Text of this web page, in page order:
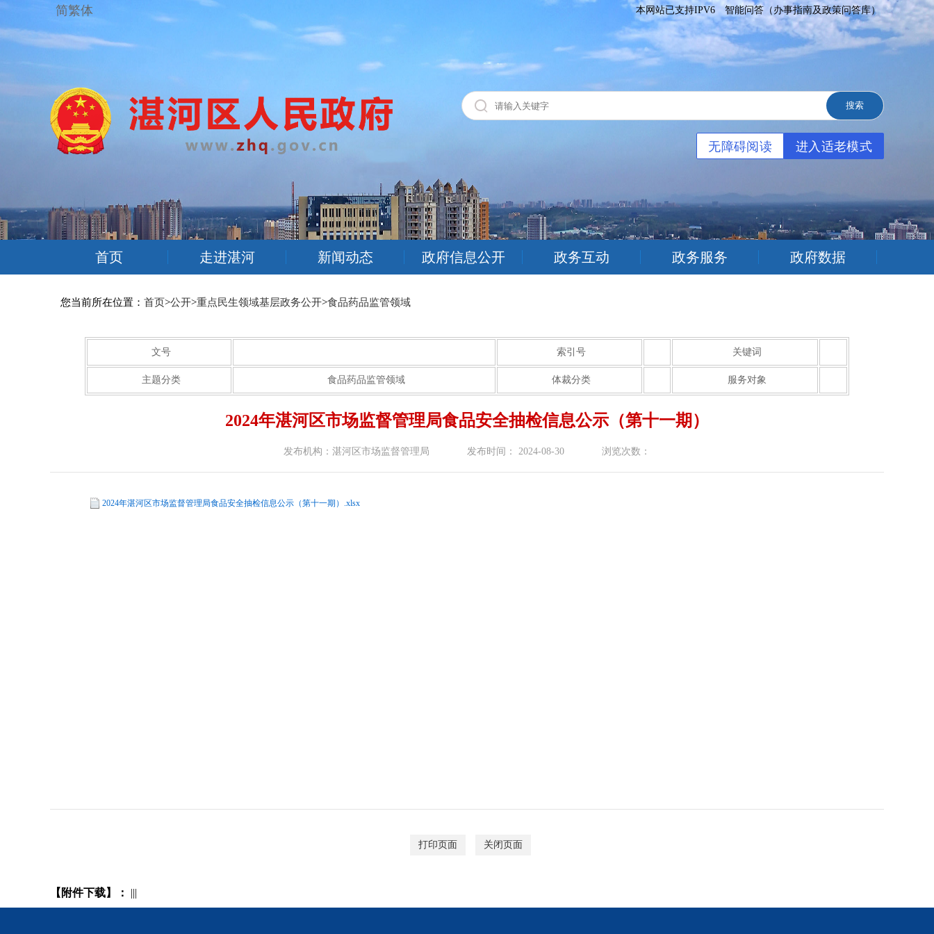
简繁体 本网站已支持IPV6 智能问答（办事指南及政策问答库）
进入适老模式
无障碍阅读
首页 走进湛河 新闻动态 政府信息公开 政务互动 政务服务 政府数据
您当前所在位置： 首页>公开>重点民生领域基层政务公开>食品药品监管领域
文号 索引号 关键词
主题分类 食品药品监管领域 体裁分类 服务对象
2024年湛河区市场监督管理局食品安全抽检信息公示（第十一期）
发布机构：湛河区市场监督管理局 发布时间： 2024-08-30 浏览次数：
2024年湛河区市场监督管理局食品安全抽检信息公示（第十一期）.xlsx
打印页面 关闭页面
【附件下载】： |||